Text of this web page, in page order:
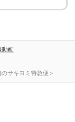
動画
サキヨミ特急便＞